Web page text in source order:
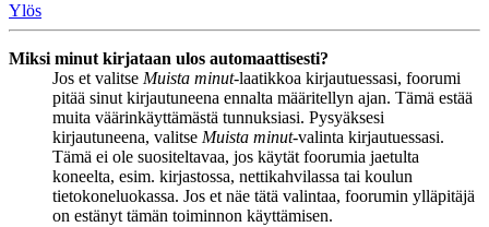
Ylös
Miksi minut kirjataan ulos automaattisesti?
Jos et valitse Muista minut-laatikkoa kirjautuessasi, foorumi
pitää sinut kirjautuneena ennalta määritellyn ajan. Tämä estää
muita väärinkäyttämästä tunnuksiasi. Pysyäksesi
kirjautuneena, valitse Muista minut-valinta kirjautuessasi.
Tämä ei ole suositeltavaa, jos käytät foorumia jaetulta
koneelta, esim. kirjastossa, nettikahvilassa tai koulun
tietokoneluokassa. Jos et näe tätä valintaa, foorumin ylläpitäjä
on estänyt tämän toiminnon käyttämisen.